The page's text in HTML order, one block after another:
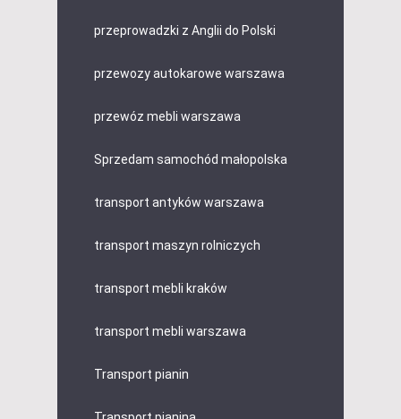
przeprowadzki z Anglii do Polski
przewozy autokarowe warszawa
przewóz mebli warszawa
Sprzedam samochód małopolska
transport antyków warszawa
transport maszyn rolniczych
transport mebli kraków
transport mebli warszawa
Transport pianin